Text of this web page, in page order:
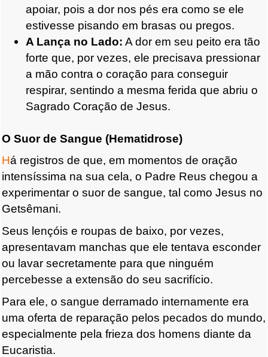
apoiar, pois a dor nos pés era como se ele
estivesse pisando em brasas ou pregos.
A Lança no Lado: A dor em seu peito era tão
forte que, por vezes, ele precisava pressionar
a mão contra o coração para conseguir
respirar, sentindo a mesma ferida que abriu o
Sagrado Coração de Jesus.
O Suor de Sangue (Hematidrose)
Há registros de que, em momentos de oração
intensíssima na sua cela, o Padre Reus chegou a
experimentar o suor de sangue, tal como Jesus no
Getsêmani.
Seus lençóis e roupas de baixo, por vezes,
apresentavam manchas que ele tentava esconder
ou lavar secretamente para que ninguém
percebesse a extensão do seu sacrifício.
Para ele, o sangue derramado internamente era
uma oferta de reparação pelos pecados do mundo,
especialmente pela frieza dos homens diante da
Eucaristia.